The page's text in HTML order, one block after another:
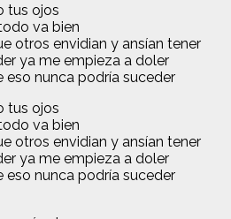
tus ojos
va bien
otros envidian y ansían tener
ya me empieza a doler
eso nunca podría suceder
tus ojos
va bien
otros envidian y ansían tener
ya me empieza a doler
eso nunca podría suceder